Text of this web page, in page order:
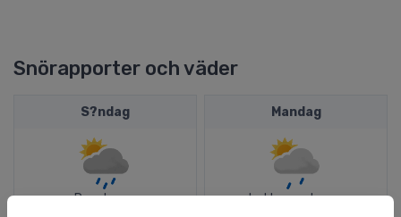
Snörapporter och väder
S?ndag
Regnbyger
Mandag
Lette regnbyger